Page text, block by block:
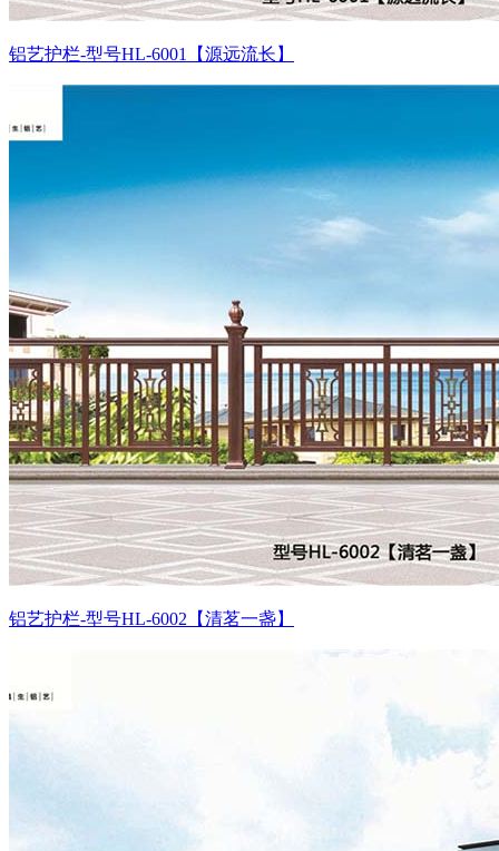
铝艺护栏-型号HL-6001【源远流长】
铝艺护栏-型号HL-6002【清茗一盏】